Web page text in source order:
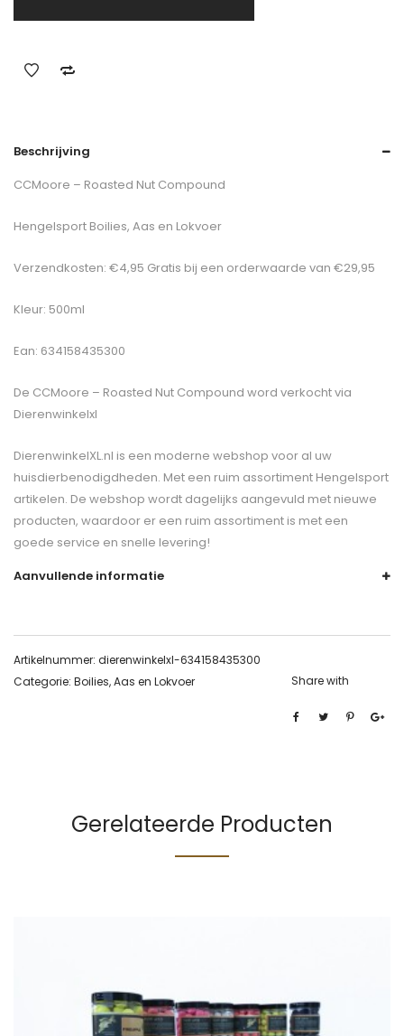
Beschrijving
CCMoore – Roasted Nut Compound
Hengelsport Boilies, Aas en Lokvoer
Verzendkosten: €4,95 Gratis bij een orderwaarde van €29,95
Kleur: 500ml
Ean: 634158435300
De CCMoore – Roasted Nut Compound word verkocht via
Dierenwinkelxl
DierenwinkelXL.nl is een moderne webshop voor al uw
huisdierbenodigdheden. Met een ruim assortiment Hengelsport
artikelen. De webshop wordt dagelijks aangevuld met nieuwe
producten, waardoor er een ruim assortiment is met een
goede service en snelle levering!
Aanvullende informatie
Artikelnummer: dierenwinkelxl-634158435300
Categorie: Boilies, Aas en Lokvoer Share with
Gerelateerde Producten